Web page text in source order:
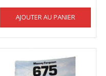
AJOUTER AU PANIER